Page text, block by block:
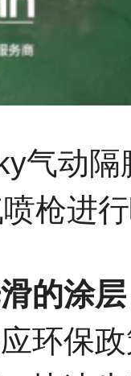
气动
枪进
的涂层
环保